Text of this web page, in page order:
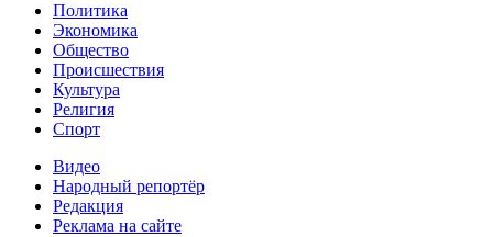
Политика
Экономика
Общество
Происшествия
Культура
Религия
Спорт
Видео
Народный репортёр
Редакция
Реклама на сайте